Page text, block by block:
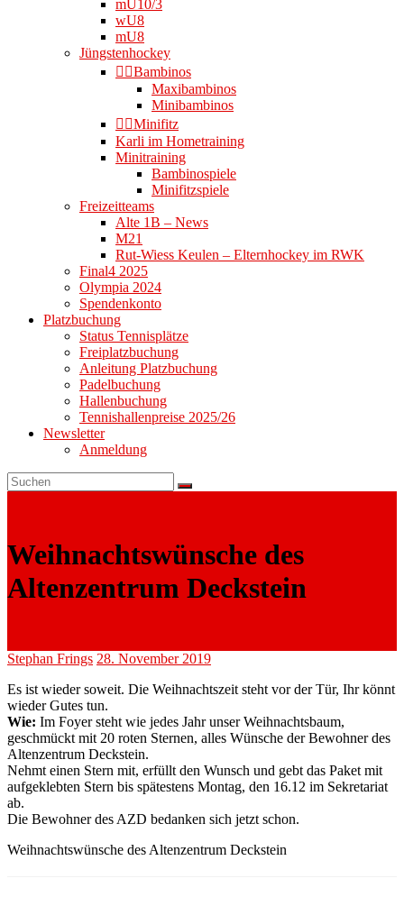
mU10/3
wU8
mU8
Jüngstenhockey
👉🏻Bambinos
Maxibambinos
Minibambinos
👉🏻Minifitz
Karli im Hometraining
Minitraining
Bambinospiele
Minifitzspiele
Freizeitteams
Alte 1B – News
M21
Rut-Wiess Keulen – Elternhockey im RWK
Final4 2025
Olympia 2024
Spendenkonto
Platzbuchung
Status Tennisplätze
Freiplatzbuchung
Anleitung Platzbuchung
Padelbuchung
Hallenbuchung
Tennishallenpreise 2025/26
Newsletter
Anmeldung
Weihnachtswünsche des
Altenzentrum Deckstein
Stephan Frings 28. November 2019
Es ist wieder soweit. Die Weihnachtszeit steht vor der Tür, Ihr könnt
wieder Gutes tun.
Wie: Im Foyer steht wie jedes Jahr unser Weihnachtsbaum,
geschmückt mit 20 roten Sternen, alles Wünsche der Bewohner des
Altenzentrum Deckstein.
Nehmt einen Stern mit, erfüllt den Wunsch und gebt das Paket mit
aufgeklebten Stern bis spätestens Montag, den 16.12 im Sekretariat
ab.
Die Bewohner des AZD bedanken sich jetzt schon.
Weihnachtswünsche des Altenzentrum Deckstein